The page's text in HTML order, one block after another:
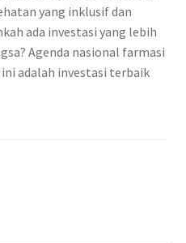
yang inklusif dan
ada investasi yang lebih
Agenda nasional farmasi
adalah investasi terbaik